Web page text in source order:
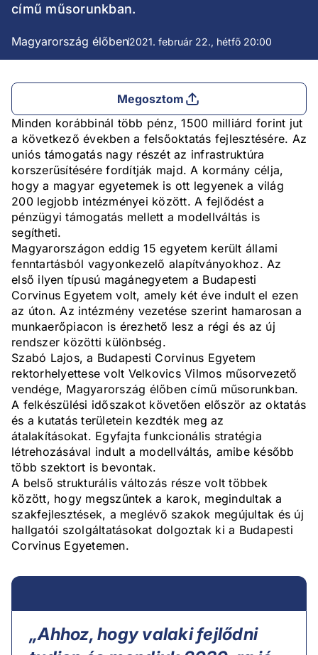
című műsorunkban.
Magyarország élőben2021. február 22., hétfő 20:00
Megosztom
Minden korábbinál több pénz, 1500 milliárd forint jut
a következő években a felsőoktatás fejlesztésére. Az
uniós támogatás nagy részét az infrastruktúra
korszerűsítésére fordítják majd. A kormány célja,
hogy a magyar egyetemek is ott legyenek a világ
200 legjobb intézményei között. A fejlődést a
pénzügyi támogatás mellett a modellváltás is
segítheti.
Magyarországon eddig 15 egyetem került állami
fenntartásból vagyonkezelő alapítványokhoz. Az
első ilyen típusú magánegyetem a Budapesti
Corvinus Egyetem volt, amely két éve indult el ezen
az úton. Az intézmény vezetése szerint hamarosan a
munkaerőpiacon is érezhető lesz a régi és az új
rendszer közötti különbség.
Szabó Lajos, a Budapesti Corvinus Egyetem
rektorhelyettese volt Velkovics Vilmos műsorvezető
vendége, Magyarország élőben című műsorunkban.
A felkészülési időszakot követően először az oktatás
és a kutatás területein kezdték meg az
átalakításokat. Egyfajta funkcionális stratégia
létrehozásával indult a modellváltás, amibe később
több szektort is bevontak.
A belső strukturális változás része volt többek
között, hogy megszűntek a karok, megindultak a
szakfejlesztések, a meglévő szakok megújultak és új
hallgatói szolgáltatásokat dolgoztak ki a Budapesti
Corvinus Egyetemen.
„Ahhoz, hogy valaki fejlődni